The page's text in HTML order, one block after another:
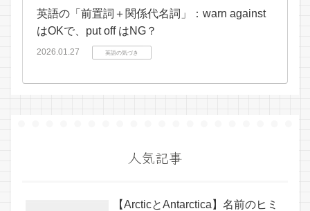
英語の「前置詞＋関係代名詞」：warn against
はOKで、put off はNG？
2026.01.27 英語の気づき
人気記事
【ArcticとAntarctica】名前のヒミ